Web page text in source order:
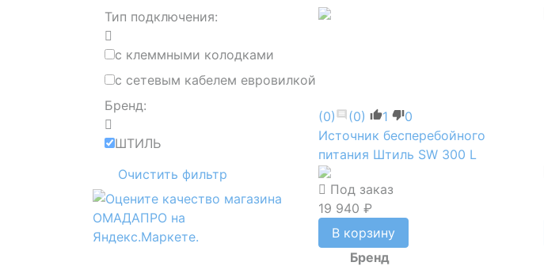
Тип подключения:
с клеммными колодками
с сетевым кабелем евровилкой
Бренд:
ШТИЛЬ
Очистить фильтр
(0) (0) 1
0
Источник бесперебойного
питания Штиль SW 300 L
Под заказ
19 940 ₽
В корзину
Бренд